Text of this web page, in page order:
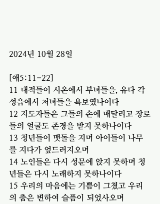
2024년 10월 28일
[애5:11-22]
11 대적들이 시온에서 부녀들을, 유다 각
성읍에서 처녀들을 욕보였나이다
12 지도자들은 그들의 손에 매달리고 장로
들의 얼굴도 존경을 받지 못하나이다
13 청년들이 맷돌을 지며 아이들이 나무
를 지다가 엎드러지오며
14 노인들은 다시 성문에 앉지 못하며 청
년들은 다시 노래하지 못하나이다
15 우리의 마음에는 기쁨이 그쳤고 우리
의 춤은 변하여 슬픔이 되었사오며